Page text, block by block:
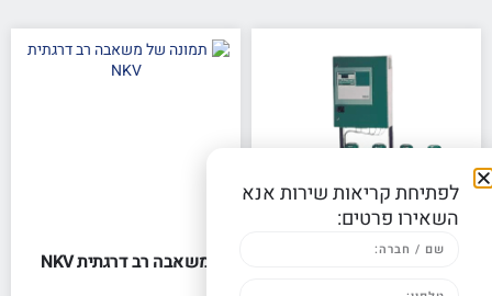
בוסטר רב משאבה משאבה רב דרגתית NKV
לפתיחת קריאות שירות אנא
השאירו פרטים: